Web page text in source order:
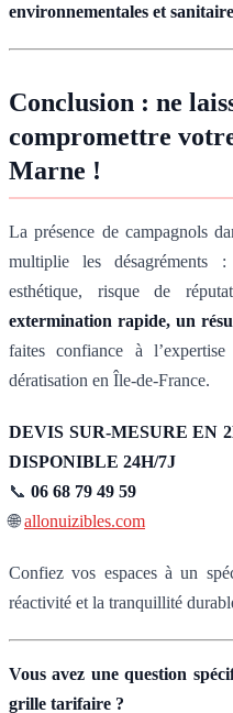
environnementales et
Conclusion : ne
compromettre
Marne !
La présence de campagnols
multiplie les désagréments :
esthétique, risque de
extermination rapide, un
faites confiance à
dératisation en Île-de-France.
DEVIS SUR-MESURE EN
DISPONIBLE 24H/7J
📞 06 68 79 49 59
🌐allonuizibles.com
Confiez vos espaces à un
réactivité et la tranquillité
Vous avez une question
grille tarifaire ?